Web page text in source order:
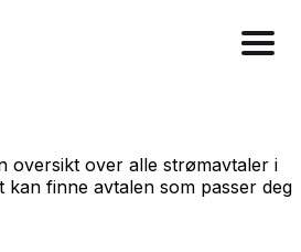
oversikt over alle strømavtaler i
kan finne avtalen som passer deg